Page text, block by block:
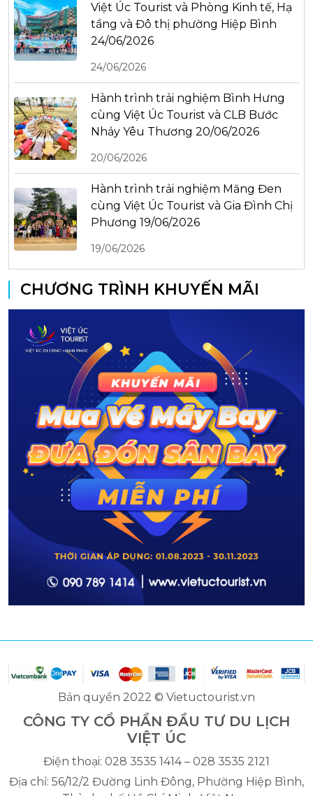
Việt Úc Tourist và Phòng Kinh tế, Hạ
tầng và Đô thị phường Hiệp Bình
24/06/2026
24/06/2026
Hành trình trải nghiệm Bình Hưng
cùng Việt Úc Tourist và CLB Bước
Nhảy Yêu Thương 20/06/2026
20/06/2026
Hành trình trải nghiệm Măng Đen
cùng Việt Úc Tourist và Gia Đình Chị
Phương 19/06/2026
19/06/2026
CHƯƠNG TRÌNH KHUYẾN MÃI
Bản quyền 2022 © Vietuctourist.vn
CÔNG TY CỔ PHẦN ĐẦU TƯ DU LỊCH
VIỆT ÚC
Điện thoại: 028 3535 1414 – 028 3535 2121
Địa chỉ: 56/12/2 Đường Linh Đông, Phường Hiệp Bình,